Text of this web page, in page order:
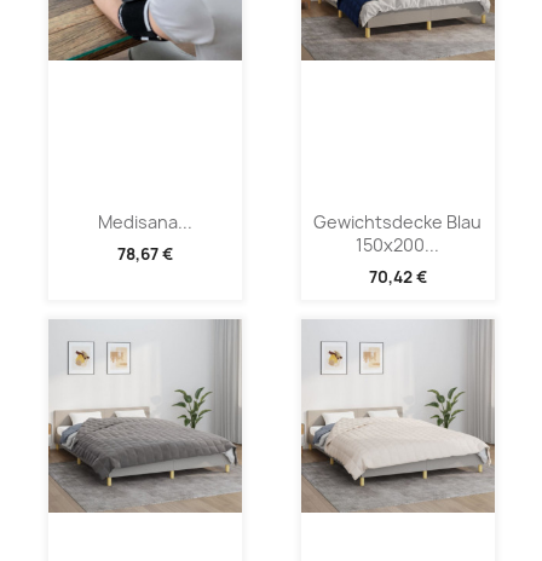
Medisana...
78,67 €
Gewichtsdecke Blau
150x200...
70,42 €